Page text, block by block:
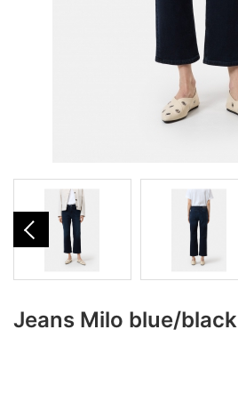
Jeans Milo blue/black